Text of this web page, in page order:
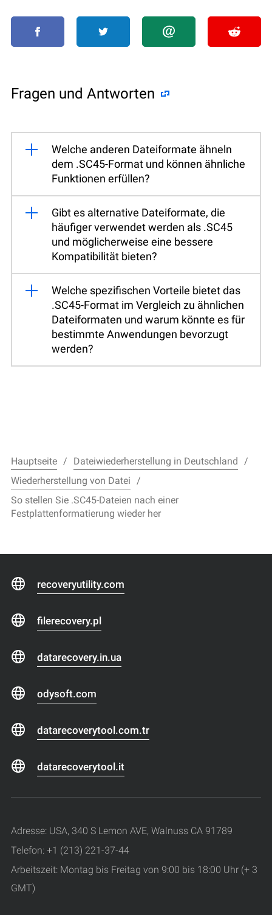
Fragen und Antworten
Welche anderen Dateiformate ähneln
dem .SC45-Format und können ähnliche
Funktionen erfüllen?
Gibt es alternative Dateiformate, die
häufiger verwendet werden als .SC45
und möglicherweise eine bessere
Kompatibilität bieten?
Welche spezifischen Vorteile bietet das
.SC45-Format im Vergleich zu ähnlichen
Dateiformaten und warum könnte es für
bestimmte Anwendungen bevorzugt
werden?
Hauptseite
Dateiwiederherstellung in Deutschland
Wiederherstellung von Datei
So stellen Sie .SC45-Dateien nach einer
Festplattenformatierung wieder her
recoveryutility.com
filerecovery.pl
datarecovery.in.ua
odysoft.com
datarecoverytool.com.tr
datarecoverytool.it
Adresse: USA, 340 S Lemon AVE, Walnuss CA 91789
Telefon: +1 (213) 221-37-44
Arbeitszeit: Montag bis Freitag von 9:00 bis 18:00 Uhr (+ 3
GMT)